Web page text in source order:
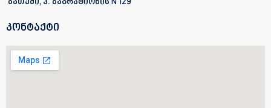
ბათუმი, პ. ბაგრატიონის N 129
კონტაქტი